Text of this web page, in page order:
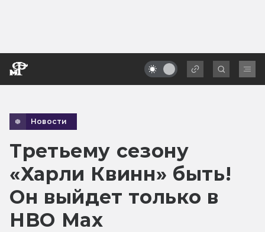
Новости
Третьему сезону
«Харли Квинн» быть!
Он выйдет только в
HBO Max